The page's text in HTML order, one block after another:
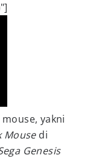
yakni
Mousedi
Genesis